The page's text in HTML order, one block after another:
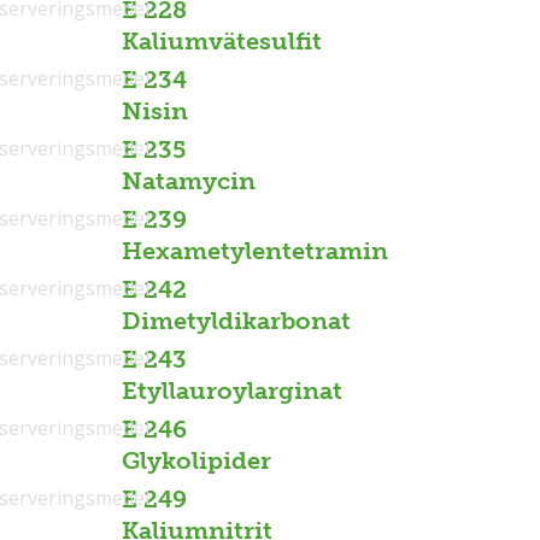
E 228
Kaliumvätesulfit
E 234
Nisin
E 235
Natamycin
E 239
Hexametylentetramin
E 242
Dimetyldikarbonat
E 243
Etyllauroylarginat
E 246
Glykolipider
E 249
Kaliumnitrit